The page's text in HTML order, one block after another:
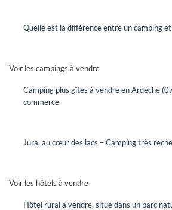
ENTREPRISE SUR LE
Faites établir une évaluation de la
Avec GRAVITAO, les évaluations de
elles sont offertes.
REJOINDRE GRAVITAO
régulièrement de nouveaux collaborateurs.
CONSULTEZ NOS
Quelle est la différence entre un camping
Voir les campings à vendre
Camping plus gîtes à vendre en Ardèche
commerce
Jura, au cœur des lacs – Camping très
Voir les hôtels à vendre
Hôtel rural à vendre, situé dans un parc